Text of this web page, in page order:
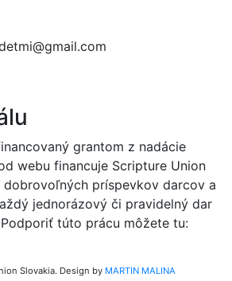
grantom z nadácie
webu financuje Scripture Union
dobrovoľných príspevkov darcov a
jednorázový či pravidelný dar
túto prácu môžete tu:
Slovakia. Design by MARTIN MALINA